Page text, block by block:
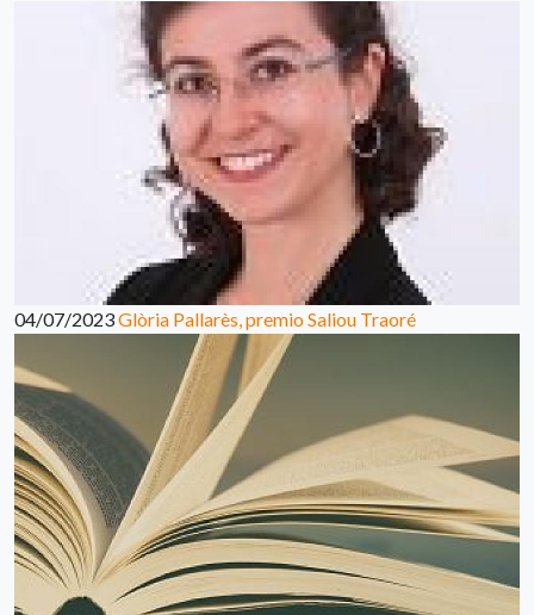
04/07/2023Glòria Pallarès, premio Saliou Traoré